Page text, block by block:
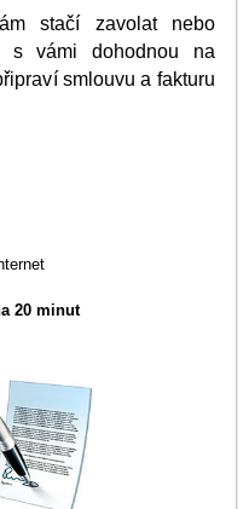
stačí zavolat nebo
s vámi dohodnou na
smlouvu a fakturu
20 minut